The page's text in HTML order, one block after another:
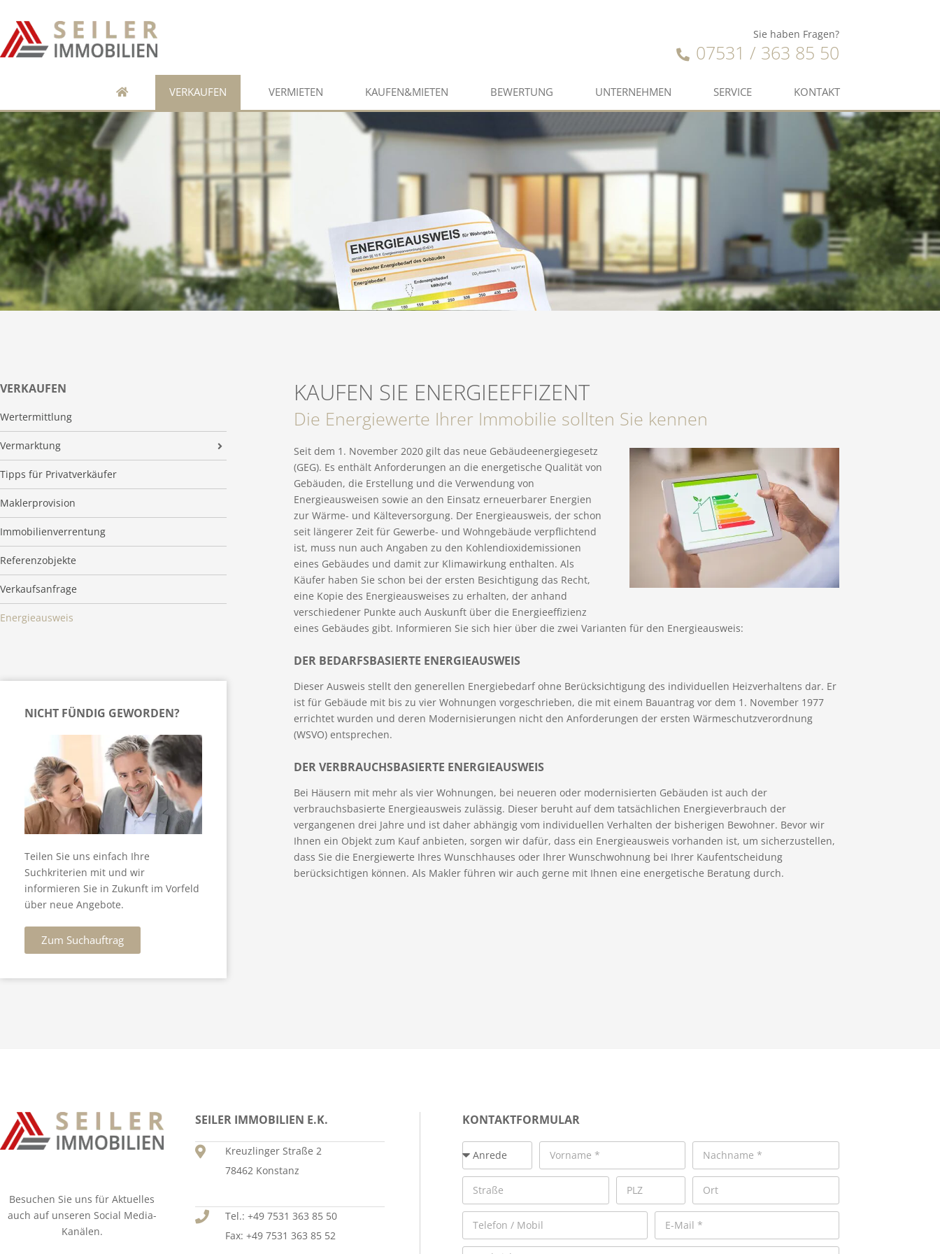
Sie haben Fragen?
07531 / 363 85 50
VERKAUFEN VERMIETEN KAUFEN&MIETEN BEWERTUNG UNTERNEHMEN SERVICE KONTAKT
VERKAUFEN
Wertermittlung
Vermarktung
360 Grad virtuelle Immobilienbesichtigung
Tipps für Privatverkäufer
Maklerprovision
Immobilienverrentung
Referenzobjekte
Verkaufsanfrage
Energieausweis
NICHT FÜNDIG GEWORDEN?
Teilen Sie uns einfach Ihre
Suchkriterien mit und wir
informieren Sie in Zukunft im Vorfeld
über neue Angebote.
Zum Suchauftrag
KAUFEN SIE ENERGIEEFFIZENT
Die Energiewerte Ihrer Immobilie sollten Sie kennen
Seit dem 1. November 2020 gilt das neue Gebäudeenergiegesetz
(GEG). Es enthält Anforderungen an die energetische Qualität von
Gebäuden, die Erstellung und die Verwendung von
Energieausweisen sowie an den Einsatz erneuerbarer Energien
zur Wärme- und Kälteversorgung. Der Energieausweis, der schon
seit längerer Zeit für Gewerbe- und Wohngebäude verpflichtend
ist, muss nun auch Angaben zu den Kohlendioxidemissionen
eines Gebäudes und damit zur Klimawirkung enthalten. Als
Käufer haben Sie schon bei der ersten Besichtigung das Recht,
eine Kopie des Energieausweises zu erhalten, der anhand
verschiedener Punkte auch Auskunft über die Energieeffizienz
eines Gebäudes gibt. Informieren Sie sich hier über die zwei Varianten für den Energieausweis:
DER BEDARFSBASIERTE ENERGIEAUSWEIS
Dieser Ausweis stellt den generellen Energiebedarf ohne Berücksichtigung des individuellen Heizverhaltens dar. Er
ist für Gebäude mit bis zu vier Wohnungen vorgeschrieben, die mit einem Bauantrag vor dem 1. November 1977
errichtet wurden und deren Modernisierungen nicht den Anforderungen der ersten Wärmeschutzverordnung
(WSVO) entsprechen.
DER VERBRAUCHSBASIERTE ENERGIEAUSWEIS
Bei Häusern mit mehr als vier Wohnungen, bei neueren oder modernisierten Gebäuden ist auch der
verbrauchsbasierte Energieausweis zulässig. Dieser beruht auf dem tatsächlichen Energieverbrauch der
vergangenen drei Jahre und ist daher abhängig vom individuellen Verhalten der bisherigen Bewohner. Bevor wir
Ihnen ein Objekt zum Kauf anbieten, sorgen wir dafür, dass ein Energieausweis vorhanden ist, um sicherzustellen,
dass Sie die Energiewerte Ihres Wunschhauses oder Ihrer Wunschwohnung bei Ihrer Kaufentscheidung
berücksichtigen können. Als Makler führen wir auch gerne mit Ihnen eine energetische Beratung durch.
Besuchen Sie uns für Aktuelles
auch auf unseren Social Media-
Kanälen.
SEILER IMMOBILIEN E.K.
Kreuzlinger Straße 2
78462 Konstanz
Tel.: +49 7531 363 85 50
Fax: +49 7531 363 85 52
KONTAKTFORMULAR